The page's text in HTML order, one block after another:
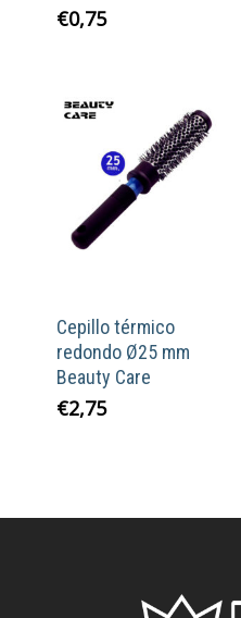
€0,75
Cepillo térmico
redondo Ø25 mm
Beauty Care
€2,75